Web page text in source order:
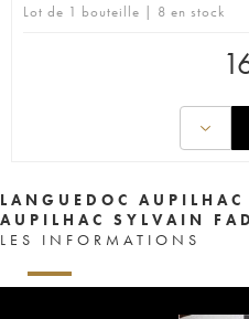
Lot de 1 bouteille | 8 en stock
LANGUEDOC
AUPILHAC SYLVAIN
LES INFORMATIONS